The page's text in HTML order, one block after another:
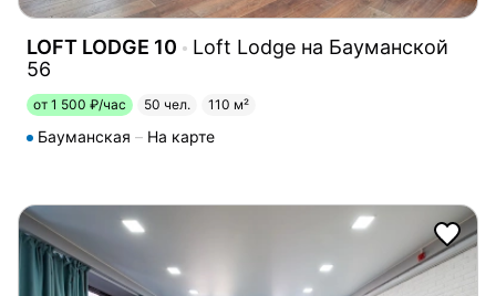
LOFT LODGE 10
Loft Lodge на Бауманской
56
от 1 500 ₽/час 50 чел. 110 м²
Бауманская На карте